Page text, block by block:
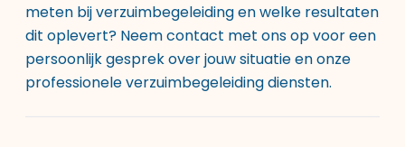
meten bij verzuimbegeleiding en welke resultaten
dit oplevert? Neem contact met ons op voor een
persoonlijk gesprek over jouw situatie en onze
professionele verzuimbegeleiding diensten.